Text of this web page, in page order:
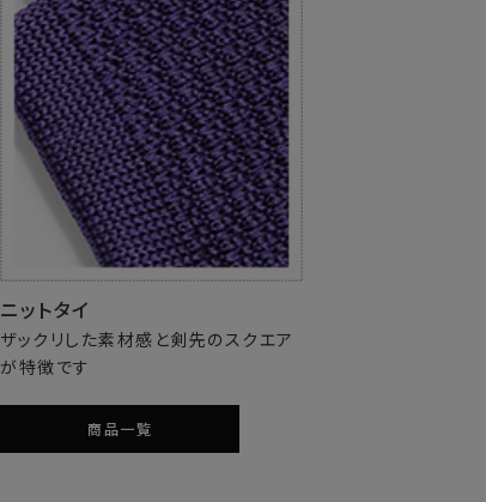
ニットタイ
ザックリした素材感と剣先のスクエア
が特徴です
商品一覧